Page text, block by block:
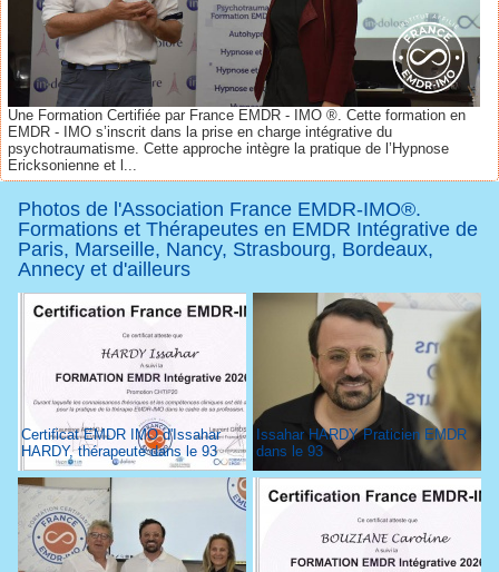
Une Formation Certifiée par France EMDR - IMO ®. Cette formation en
EMDR - IMO s’inscrit dans la prise en charge intégrative du
psychotraumatisme. Cette approche intègre la pratique de l’Hypnose
Ericksonienne et l...
Photos de l'Association France EMDR-IMO®.
Formations et Thérapeutes en EMDR Intégrative de
Paris, Marseille, Nancy, Strasbourg, Bordeaux,
Annecy et d'ailleurs
Certificat EMDR IMO d'Issahar
HARDY, thérapeute dans le 93
Issahar HARDY Praticien EMDR
dans le 93